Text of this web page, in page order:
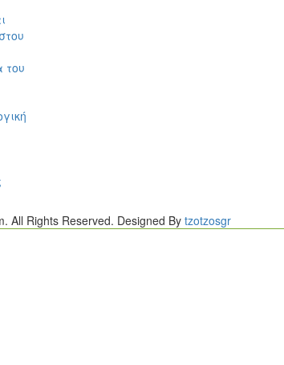
του
All Rights Reserved. Designed By tzotzosgr